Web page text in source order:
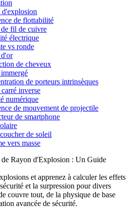
d'explosion
de flottabilité
fil de cuivre
électrique
vs ronde
de cheveux
de porteurs intrinsèques
inverse
numérique
de mouvement de projectile
de smartphone
de soleil
vers masse
Rayon d'Explosion : Un Guide
et apprenez à calculer les effets
et la surpression pour divers
couvre tout, de la physique de base
avancée de sécurité.